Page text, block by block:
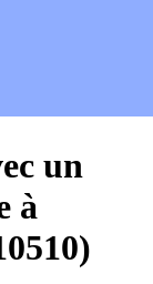
un
à